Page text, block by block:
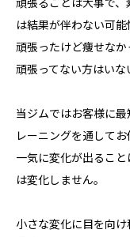
は結果が伴わない可能
頑張ったけど痩せな
頑張ってない方はいな
当ジムではお客様に
レーニングを通して
一気に変化が出るこ
は変化しません。
小さな変化に目を向